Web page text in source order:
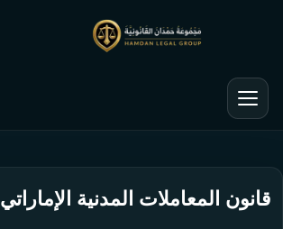
قانون المعاملات المدنية الإماراتي